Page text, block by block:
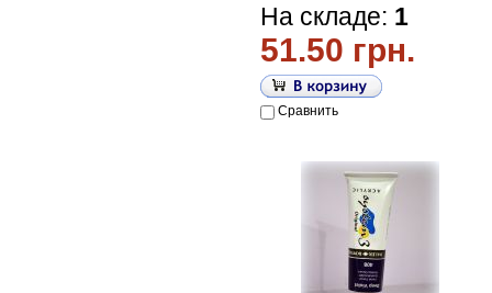
На складе: 1
51.50 грн.
Сравнить